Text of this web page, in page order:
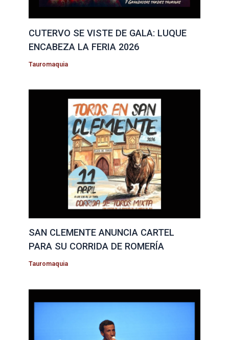
CUTERVO SE VISTE DE GALA: LUQUE
ENCABEZA LA FERIA 2026
Tauromaquia
SAN CLEMENTE ANUNCIA CARTEL
PARA SU CORRIDA DE ROMERÍA
Tauromaquia